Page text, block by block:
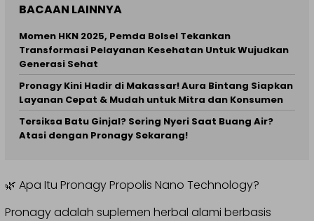
BACAAN LAINNYA
Momen HKN 2025, Pemda Bolsel Tekankan
Transformasi Pelayanan Kesehatan Untuk Wujudkan
Generasi Sehat
Pronagy Kini Hadir di Makassar! Aura Bintang Siapkan
Layanan Cepat & Mudah untuk Mitra dan Konsumen
Tersiksa Batu Ginjal? Sering Nyeri Saat Buang Air?
Atasi dengan Pronagy Sekarang!
🌿 Apa Itu Pronagy Propolis Nano Technology?
Pronagy adalah suplemen herbal alami berbasis